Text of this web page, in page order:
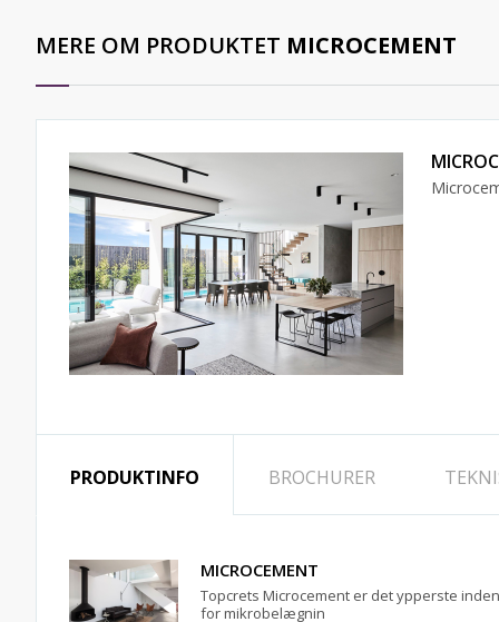
MERE OM PRODUKTET MICROCEMENT
PRODUKTINFO BROCHURER
MICROCEMENT
Topcrets Microcement er det ypperste inden
for mikrobelægnin